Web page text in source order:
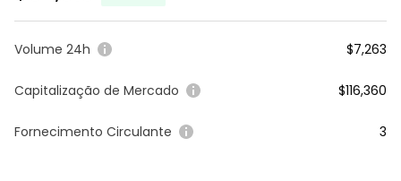
Volume 24h $7,263
Capitalização de Mercado $116,360
Fornecimento Circulante 3